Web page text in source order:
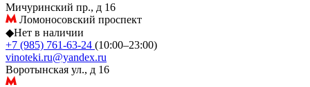
Мичуринский пр., д 16
Ломоносовский проспект
◆Нет в наличии
+7 (985) 761-63-24 (10:00–23:00)
vinoteki.ru@yandex.ru
Воротынская ул., д 16